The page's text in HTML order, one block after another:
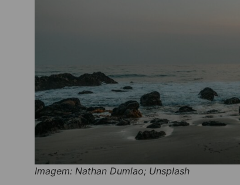
Imagem: Nathan Dumlao; Unsplash